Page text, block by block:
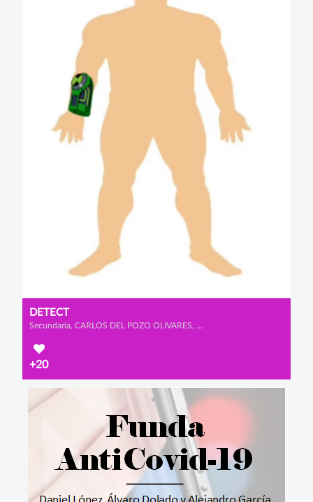
DETECT
Secundaria, CARLOS DEL POZO OLIVARES, MARCOS BRICEÑO NUEVO y ÁLVARO SANTAMARTA DE SANTOS
+20